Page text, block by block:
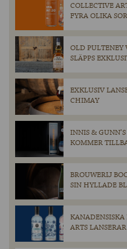
COLLECTIVE
FYRA OLIKA
OLD PULTENEY
SLÄPPS
EXKLUSIV
CHIMAY
INNIS &
KOMMER
BROUWERIJ
SIN HYLLADE
ARTS